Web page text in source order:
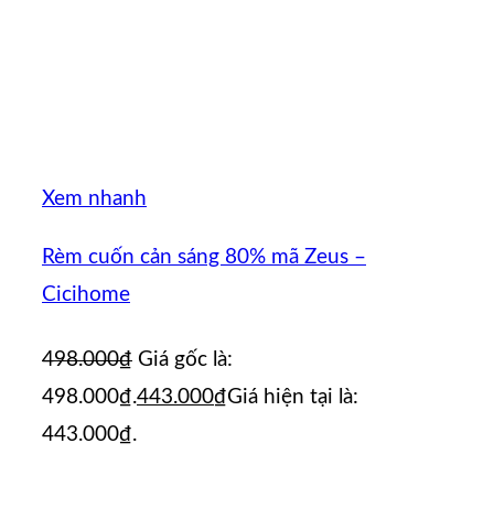
Xem nhanh
Rèm cuốn cản sáng 80% mã Zeus –
Cicihome
498.000₫ Giá gốc là:
498.000₫.443.000₫Giá hiện tại là:
443.000₫.